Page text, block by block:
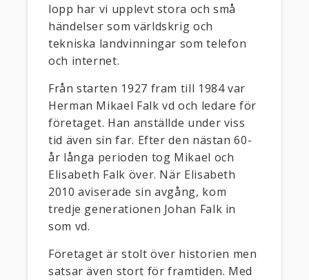
lopp har vi upplevt stora och små
händelser som världskrig och
tekniska landvinningar som telefon
och internet.
Från starten 1927 fram till 1984 var
Herman Mikael Falk vd och ledare för
företaget. Han anställde under viss
tid även sin far. Efter den nästan 60-
år långa perioden tog Mikael och
Elisabeth Falk över. När Elisabeth
2010 aviserade sin avgång, kom
tredje generationen Johan Falk in
som vd.
Företaget är stolt över historien men
satsar även stort för framtiden. Med